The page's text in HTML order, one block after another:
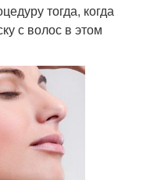
тогда, когда
с волос в этом